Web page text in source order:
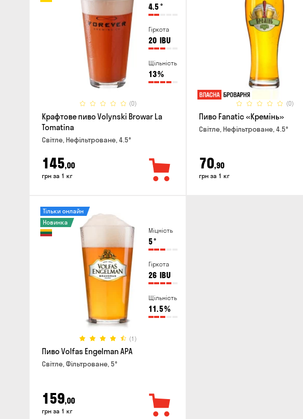
4.5°
Гіркота
20 IBU
Щільність
13%
(0)
Крафтове пиво Volynski Browar La
Tomatina
Світле, Нефільтроване, 4.5°
145,00
грн за 1 кг
(0)
Пиво Fanatic «Кремінь»
Світле, Нефільтроване, 4.5°
70,90
грн за 1 кг
Міцність
5°
Гіркота
26 IBU
Щільність
11.5%
(1)
Тільки онлайн
Новинка
Пиво Volfas Engelman APA
Світле, Фільтроване, 5°
159,00
грн за 1 кг